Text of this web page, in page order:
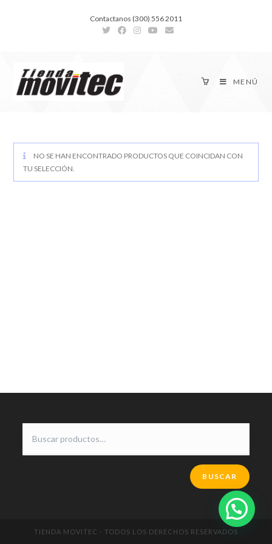
Contactanos (300) 556 2011
MENÚ
NO SE HAN ENCONTRADO PRODUCTOS QUE COINCIDAN CON
TU SELECCIÓN.
BUSCAR
TIENDA MOVITEC - TODOS LOS DERECHOS RESERVADOS